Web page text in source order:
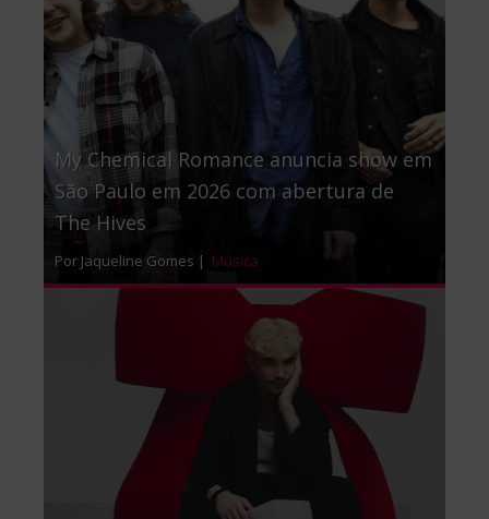
My Chemical Romance anuncia show em
São Paulo em 2026 com abertura de
The Hives
Por Jaqueline Gomes | Música